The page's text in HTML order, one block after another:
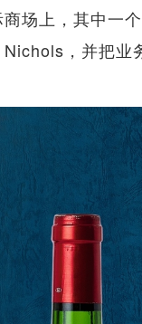
场上，其中一
，并把